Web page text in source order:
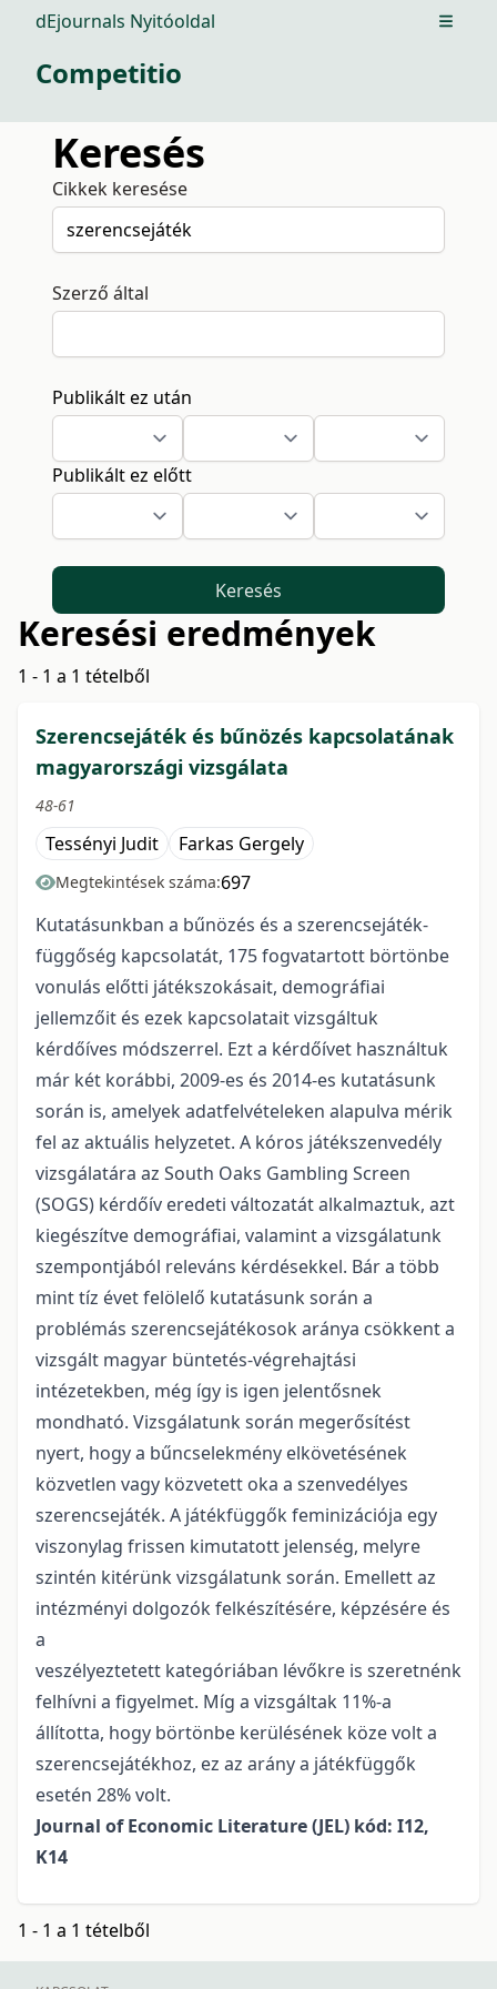
dEjournals Nyitóoldal Open
Competitio
Keresés
Cikkek keresése
Szerző által
Publikált ez után
Publikált ez előtt
Keresés
Keresési eredmények
1 - 1 a 1 tételből
Szerencsejáték és bűnözés kapcsolatának
magyarországi vizsgálata
48-61
Tessényi Judit Farkas Gergely
Megtekintések száma:697
Kutatásunkban a bűnözés és a szerencsejáték-
függőség kapcsolatát, 175 fogvatartott börtönbe
vonulás előtti játékszokásait, demográfiai
jellemzőit és ezek kapcsolatait vizsgáltuk
kérdőíves módszerrel. Ezt a kérdőívet használtuk
már két korábbi, 2009-es és 2014-es kutatásunk
során is, amelyek adatfelvételeken alapulva mérik
fel az aktuális helyzetet. A kóros játékszenvedély
vizsgálatára az South Oaks Gambling Screen
(SOGS) kérdőív eredeti változatát alkalmaztuk, azt
kiegészítve demográfiai, valamint a vizsgálatunk
szempontjából releváns kérdésekkel. Bár a több
mint tíz évet felölelő kutatásunk során a
problémás szerencsejátékosok aránya csökkent a
vizsgált magyar büntetés-végrehajtási
intézetekben, még így is igen jelentősnek
mondható. Vizsgálatunk során megerősítést
nyert, hogy a bűncselekmény elkövetésének
közvetlen vagy közvetett oka a szenvedélyes
szerencsejáték. A játékfüggők feminizációja egy
viszonylag frissen kimutatott jelenség, melyre
szintén kitérünk vizsgálatunk során. Emellett az
intézményi dolgozók felkészítésére, képzésére és
a
veszélyeztetett kategóriában lévőkre is szeretnénk
felhívni a figyelmet. Míg a vizsgáltak 11%-a
állította, hogy börtönbe kerülésének köze volt a
szerencsejátékhoz, ez az arány a játékfüggők
esetén 28% volt.
Journal of Economic Literature (JEL) kód: I12,
K14
1 - 1 a 1 tételből